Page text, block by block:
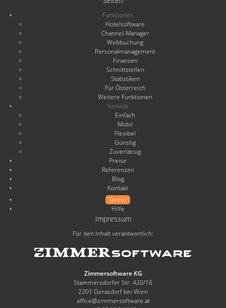
Funktionen
Hotelsoftware
Channel-Manager
Webbuchung
Personalmanagement
Finanzen
Schnittstellen
Statistiken
Für Österreich
Weitere Funktionen
Vorteile
Einfach
Mobil
Flexibel
Günstig
Zuverlässig
Preise
Referenzen
Blog
Kontakt
Demo
Hilfe
Impressum
Für den Inhalt verantwortlich:
Zimmersoftware KG
Stammersdorfer Str. 420/16
2201 Gerasdorf bei Wien
office@zimmersoftware.at